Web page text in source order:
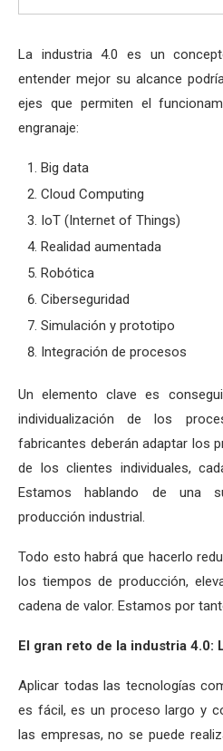
La industria 4.0 es un
entender mejor su alcance
ejes que permiten el
engranaje:
Big data
Cloud Computing
IoT (Internet of Things)
Realidad aumentada
Robótica
Ciberseguridad
Simulación y prototipo
Integración de procesos
Un elemento clave es
individualización de los
fabricantes deberán adaptar los
de los clientes individuales,
Estamos hablando de una
producción industrial.
Todo esto habrá que hacerlo
los tiempos de producción,
cadena de valor. Estamos por
El gran reto de la industria 4.0:
Aplicar todas las tecnologías
es fácil, es un proceso largo y
las empresas, no se puede